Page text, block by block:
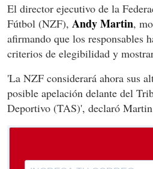
El director ejecutivo de la
Fútbol (NZF), Andy Martin,
afirmando que los responsables
criterios de elegibilidad y
'La NZF considerará ahora sus
posible apelación delante del
Deportivo (TAS)', declaró